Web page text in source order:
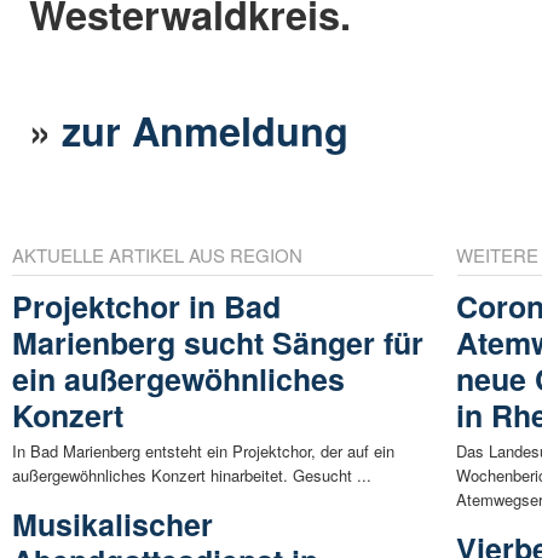
Westerwaldkreis.
»zur Anmeldung
AKTUELLE ARTIKEL AUS REGION
Projektchor in Bad
Marienberg sucht Sänger für
ein außergewöhnliches
Konzert
In Bad Marienberg entsteht ein Projektchor, der auf ein
außergewöhnliches Konzert hinarbeitet. Gesucht ...
Musikalischer
neue
in
Das